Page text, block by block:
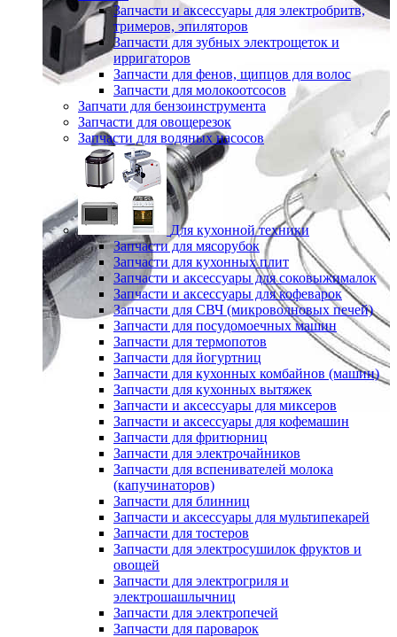
Запчасти и аксессуары для электробритв,
тримеров, эпиляторов
Запчасти для зубных электрощеток и
ирригаторов
Запчасти для фенов, щипцов для волос
Запчасти для молокоотсосов
Запчати для бензоинструмента
Запчасти для овощерезок
Запчасти для водяных насосов
Для кухонной техники
Запчасти для мясорубок
Запчасти для кухонных плит
Запчасти и аксессуары для соковыжималок
Запчасти и аксессуары для кофеварок
Запчасти для СВЧ (микроволновых печей)
Запчасти для посудомоечных машин
Запчасти для термопотов
Запчасти для йогуртниц
Запчасти для кухонных комбайнов (машин)
Запчасти для кухонных вытяжек
Запчасти и аксессуары для миксеров
Запчасти и аксессуары для кофемашин
Запчасти для фритюрниц
Запчасти для электрочайников
Запчасти для вспенивателей молока
(капучинаторов)
Запчасти для блинниц
Запчасти и аксессуары для мультипекарей
Запчасти для тостеров
Запчасти для электросушилок фруктов и
овощей
Запчасти для электрогриля и
электрошашлычниц
Запчасти для электропечей
Запчасти для пароварок